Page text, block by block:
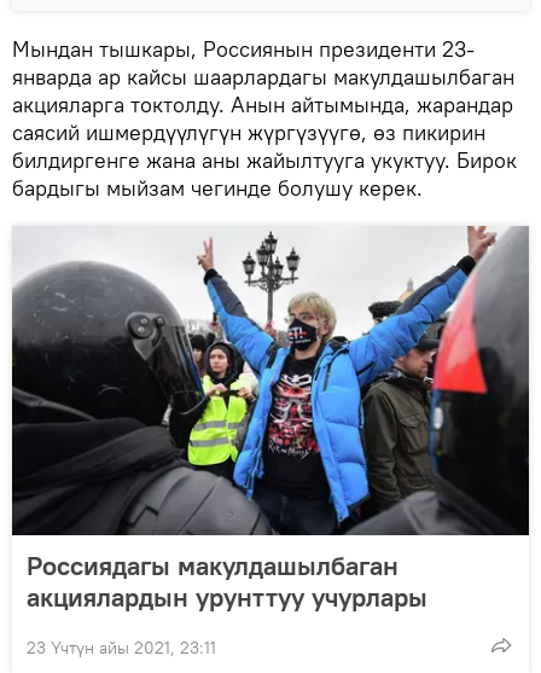
Мындан тышкары, Россиянын президенти 23-
январда ар кайсы шаарлардагы макулдашылбаган
акцияларга токтолду. Анын айтымында, жарандар
саясий ишмердүүлүгүн жүргүзүүгө, өз пикирин
билдиргенге жана аны жайылтууга укуктуу. Бирок
бардыгы мыйзам чегинде болушу керек.
Россиядагы макулдашылбаган
акциялардын урунттуу учурлары
23 Үчтүн айы 2021, 23:11